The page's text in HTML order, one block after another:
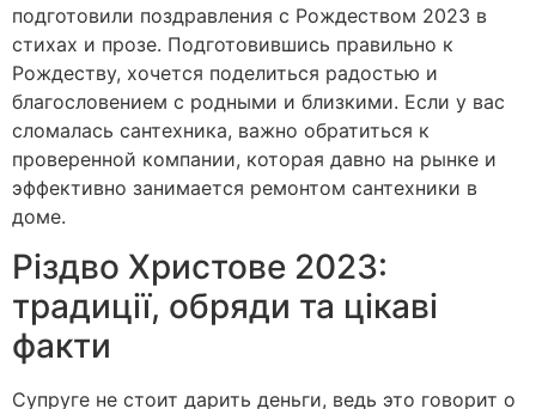
подготовили поздравления с Рождеством 2023 в
стихах и прозе. Подготовившись правильно к
Рождеству, хочется поделиться радостью и
благословением с родными и близкими. Если у вас
сломалась сантехника, важно обратиться к
проверенной компании, которая давно на рынке и
эффективно занимается ремонтом сантехники в
доме.
Різдво Христове 2023:
традиції, обряди та цікаві
факти
Супруге не стоит дарить деньги, ведь это говорит о